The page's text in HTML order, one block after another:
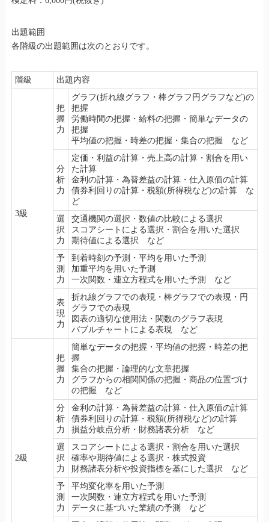
出題範囲
各階級の出題範囲は次のとおりです。
階級 出題内容
3級
把
握
力
グラフ(折れ線グラフ・棒グラフ円グラフなど)の
把握
労働時間の把握・給料の把握・簡単なデータの
把握
平均値の把握・時差の把握・集合の把握 など
分
析
力
定価・利益の計算・売上高の計算・割合を用い
た計算
金利の計算・為替差益の計算・仕入原価の計算
債券利回りの計算・税額(所得税など)の計算 な
ど
選
択
力
交通機関の選択・数値の比較による選択
スコアシートによる選択・割合を用いた選択
期待値による選択 など
予
測
力
到着時刻の予測・平均を用いた予測
加重平均を用いた予測
一次関数・連立方程式を用いた予測 など
表
現
力
折れ線グラフでの表現・棒グラフでの表現・円
グラフでの表現
図表の適切な使用法・関数のグラフ表現
バブルチャートによる表現 など
2級
把
握
力
簡単なデータの把握・平均値の把握・時差の把
握
集合の把握・論理的な文章把握
グラフからの相関関係の把握・商品の位置づけ
の把握 など
分
析
力
金利の計算・為替差益の計算・仕入原価の計算
債券利回りの計算・税額(所得税など)の計算
損益分岐点分析・財務諸表分析 など
選
択
力
スコアシートによる選択・割合を用いた選択
確率や期待値による選択・株式投資
財務諸表分析や投資指標を基にした選択 など
予
測
力
平均変化率を用いた予測
一次関数・連立方程式を用いた予測
データに基づいた業績の予測 など